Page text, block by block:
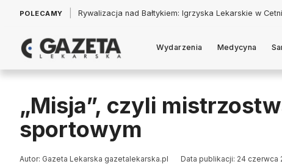
POLECAMY Łukasz Jankowski: Politycy w pogoni za króliczkiem
Wydarzenia Medycyna
„Misja”, czyli
sportowym
Autor: Gazeta Lekarska gazetalekarska.pl Data publikacji: 24 czerwca